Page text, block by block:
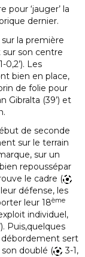
pour ‘jauger’ la
dernier.
la première
son centre
1-0,2’). Les
bien en place,
de folie pour
Gibralta (39’) et
de seconde
sur le terrain
sur un
repoussépar
le cadre (
leur défense, les
leur 18ème
individuel,
Puis,quelques
débordement sert
doublé (
3-1,